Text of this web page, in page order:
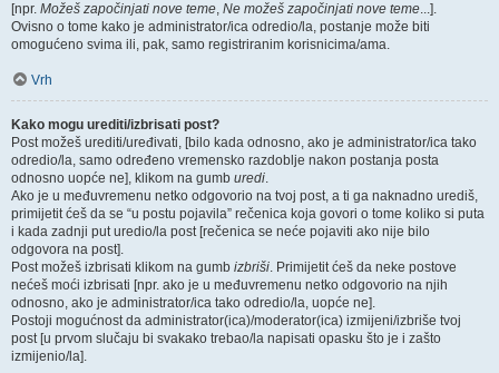
[npr. Možeš započinjati nove teme, Ne možeš započinjati nove teme...].
Ovisno o tome kako je administrator/ica odredio/la, postanje može biti
omogućeno svima ili, pak, samo registriranim korisnicima/ama.
Vrh
Kako mogu urediti/izbrisati post?
Post možeš urediti/uređivati, [bilo kada odnosno, ako je administrator/ica tako
odredio/la, samo određeno vremensko razdoblje nakon postanja posta
odnosno uopće ne], klikom na gumb uredi.
Ako je u međuvremenu netko odgovorio na tvoj post, a ti ga naknadno urediš,
primijetit ćeš da se “u postu pojavila” rečenica koja govori o tome koliko si puta
i kada zadnji put uredio/la post [rečenica se neće pojaviti ako nije bilo
odgovora na post].
Post možeš izbrisati klikom na gumb izbriši. Primijetit ćeš da neke postove
nećeš moći izbrisati [npr. ako je u međuvremenu netko odgovorio na njih
odnosno, ako je administrator/ica tako odredio/la, uopće ne].
Postoji mogućnost da administrator(ica)/moderator(ica) izmijeni/izbriše tvoj
post [u prvom slučaju bi svakako trebao/la napisati opasku što je i zašto
izmijenio/la].